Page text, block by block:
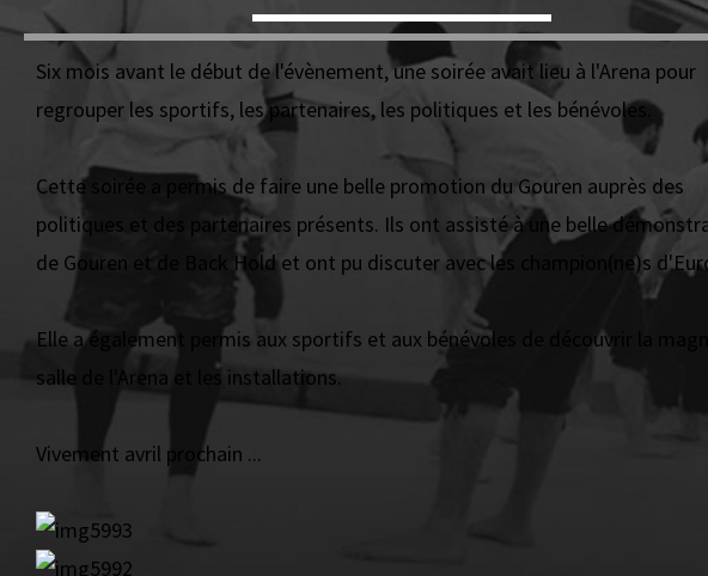
Six mois avant le début de l'évènement, une soirée avait lieu à l'Arena pour
regrouper les sportifs, les partenaires, les politiques et les bénévoles.
Cette soirée a permis de faire une belle promotion du Gouren auprès des
politiques et des partenaires présents. Ils ont assisté à une belle
de Gouren et de Back Hold et ont pu discuter avec les champion(ne)s
Elle a également permis aux sportifs et aux bénévoles de découvrir la
salle de l'Arena et les installations.
Vivement avril prochain ...